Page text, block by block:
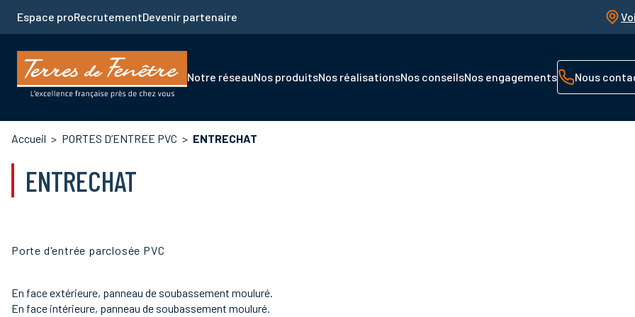
contenu
principal
Espace proRecrutementDevenir partenaire
Navigation
Notre réseauNos produitsNos réalisationsNos conseilsNos engagements Nous
Fil
Accueil PORTES D’ENTREE PVC ENTRECHAT
ENTRECHAT
Porte d'entrée parclosée PVC
En face extérieure, panneau de soubassement mouluré.
En face intérieure, panneau de soubassement mouluré.